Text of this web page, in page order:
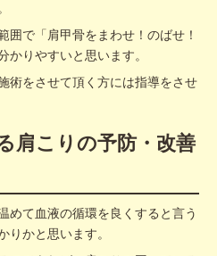
囲で「肩甲骨をまわせ！のばせ！
かりやすいと思います。
術をさせて頂く方には指導をさせ
肩こりの予防・改善
めて血液の循環を良くすると言う
りかと思います。